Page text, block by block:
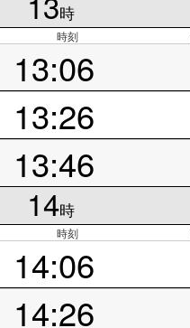
時
時刻
13:06
13:26
13:46
14時
時刻
14:06
14:26